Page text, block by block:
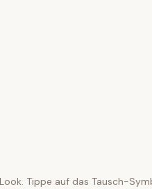
Tippe auf das Tausch-